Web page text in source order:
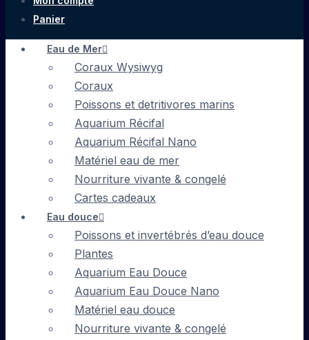
Panier
Eau de Mer
Coraux Wysiwyg
Coraux
Poissons et detritivores marins
Aquarium Récifal
Aquarium Récifal Nano
Matériel eau de mer
Nourriture vivante & congelé
Cartes cadeaux
Eau douce
Poissons et invertébrés d’eau douce
Plantes
Aquarium Eau Douce
Aquarium Eau Douce Nano
Matériel eau douce
Nourriture vivante & congelé